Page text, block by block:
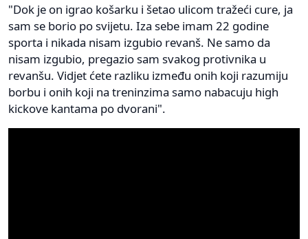
"Dok je on igrao košarku i šetao ulicom tražeći cure, ja
sam se borio po svijetu. Iza sebe imam 22 godine
sporta i nikada nisam izgubio revanš. Ne samo da
nisam izgubio, pregazio sam svakog protivnika u
revanšu. Vidjet ćete razliku između onih koji razumiju
borbu i onih koji na treninzima samo nabacuju high
kickove kantama po dvorani".